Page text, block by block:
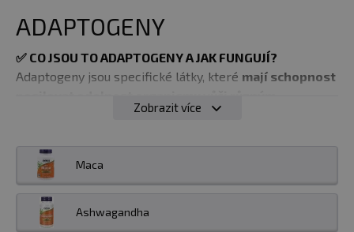
ADAPTOGENY
✅ CO JSOU TO ADAPTOGENY A JAK FUNGUJÍ?
Adaptogeny jsou specifické látky, které mají schopnost
negativním stavům, podporují přirozenou schopnost
podmínkám a poradit si např. se stresem a
únavou.
Jednoduše řečeno adaptogeny zlepšují
schopnost přizpůsobení se novým stresujícím
podmínkám. Zde je několik klíčových aspektů týkajících
se adaptogenů:
Zobrazit více
Maca
Ashwagandha